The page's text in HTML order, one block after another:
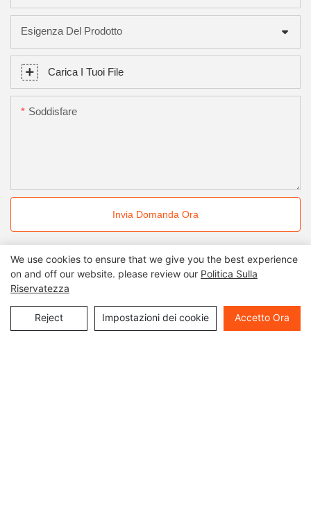
Esigenza Del Prodotto
Carica I Tuoi File
Soddisfare
Invia Domanda Ora
Prodotti correlati
We use cookies to ensure that we give you the best experience
on and off our website. please review our Politica Sulla
Riservatezza
Reject Impostazioni dei cookie Accetto Ora